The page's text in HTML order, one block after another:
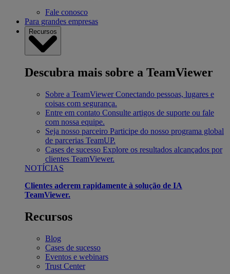
Fale conosco
Para grandes empresas
Recursos
Descubra mais sobre a TeamViewer
Sobre a TeamViewer Conectando pessoas, lugares e
coisas com segurança.
Entre em contato Consulte artigos de suporte ou fale
com nossa equipe.
Seja nosso parceiro Participe do nosso programa global
de parcerias TeamUP.
Cases de sucesso Explore os resultados alcançados por
clientes TeamViewer.
NOTÍCIAS
Clientes aderem rapidamente à solução de IA
TeamViewer.
Recursos
Blog
Cases de sucesso
Eventos e webinars
Trust Center